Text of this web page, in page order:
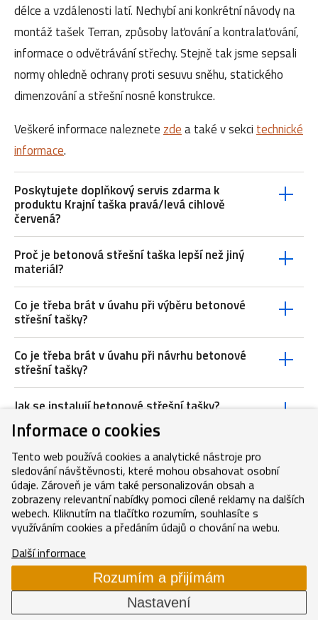
délce a vzdálenosti latí. Nechybí ani konkrétní návody na
montáž tašek Terran, způsoby laťování a kontralaťování,
informace o odvětrávání střechy. Stejně tak jsme sepsali
normy ohledně ochrany proti sesuvu sněhu, statického
dimenzování a střešní nosné konstrukce.
Veškeré informace naleznete zdea také v sekci technické
informace.
Poskytujete doplňkový servis zdarma k
produktu Krajní taška pravá/levá cihlově
červená?
Proč je betonová střešní taška lepší než jiný
materiál?
Co je třeba brát v úvahu při výběru betonové
střešní tašky?
Co je třeba brát v úvahu při návrhu betonové
střešní tašky?
Jak se instalují betonové střešní tašky?
Jaký druh betonu je vhodný pro betonové
střešní tašky?
Proč je důležité mít kvalitní a pevnou
podkladovou konstrukci pro betonové střešní
tašky?
Jakou údržbu vyžaduje betonová střešní taška?
Proč stojí za to investovat do kvalitní
betonové střešní tašky?
Informace o cookies
Tento web používá cookies a analytické nástroje pro
sledování návštěvnosti, které mohou obsahovat osobní
údaje. Zároveň je vám také personalizován obsah a
zobrazeny relevantní nabídky pomoci cílené reklamy na dalších
webech. Kliknutím na tlačítko rozumím, souhlasíte s
využíváním cookies a předáním údajů o chování na webu.
Další informace
Rozumím a přijímám
Nastavení